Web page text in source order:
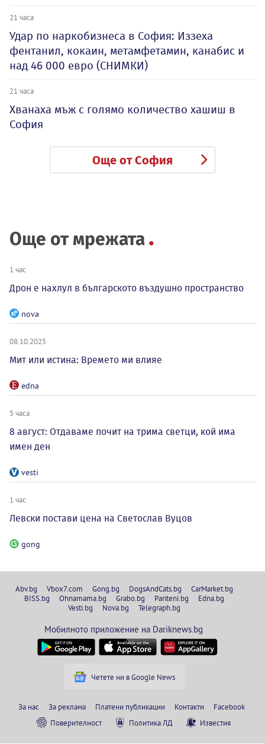
21 часа
Удар по наркобизнеса в София: Иззеха
фентанил, кокаин, метамфетамин, канабис и
над 46 000 евро (СНИМКИ)
21 часа
Хванаха мъж с голямо количество хашиш в
София
Още от София
Още от мрежата
1 час
Дрон е нахлул в българското въздушно пространство
nova
08.10.2025
Мит или истина: Времето ми влияе
edna
5 часа
8 август: Отдаваме почит на трима светци, кой има
имен ден
vesti
1 час
Левски постави цена на Светослав Вуцов
gong
Abv.bg Vbox7.com Gong.bg DogsAndCats.bg
CarMarket.bg
BISS.bg
Ohnamama.bg Grabo.bg Pariteni.bg
Edna.bg
Vesti.bg
Nova.bg Telegraph.bg
Мобилното приложение на Dariknews.bg
Четете ни в Google News
За нас За реклама Платени публикации Контакти
Facebook
Поверителност
Политика ЛД Известия